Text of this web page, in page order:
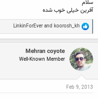
سلام
آفرین خیلی خوب شده
R
e
a
c
t
i
o
n
:
koorosh_kh
LinkinForEver
Mehran coyote
Well-Known Member
Feb 9, 2013